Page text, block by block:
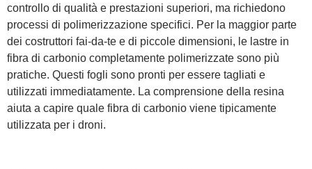
controllo di qualità e prestazioni superiori, ma richiedono
processi di polimerizzazione specifici. Per la maggior parte
dei costruttori fai-da-te e di piccole dimensioni, le lastre in
fibra di carbonio completamente polimerizzate sono più
pratiche. Questi fogli sono pronti per essere tagliati e
utilizzati immediatamente. La comprensione della resina
aiuta a capire quale fibra di carbonio viene tipicamente
utilizzata per i droni.